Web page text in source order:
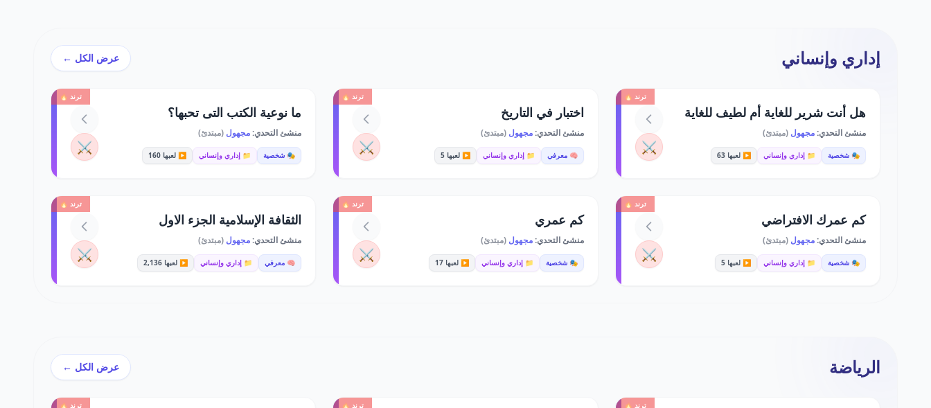
إداري وإنساني عرض الكل ←
ترند 🔥
هل أنت شرير للغاية أم لطيف للغاية
منشئ التحدي:مجهول (مبتدئ)
🎭 شخصية 📁 إداري وإنساني ▶️ لعبها 63 ⚔️
ترند 🔥
اختبار في التاريخ
منشئ التحدي:مجهول(مبتدئ)
🧠 معرفي 📁 إداري وإنساني ▶️ لعبها 5 ⚔️
ترند 🔥
ما نوعية الكتب التى تحبها؟
منشئ التحدي:مجهول (مبتدئ)
🎭 شخصية 📁 إداري وإنساني ▶️ لعبها 160 ⚔️
ترند 🔥
كم عمرك الافتراضي
منشئ التحدي:مجهول (مبتدئ)
🎭 شخصية 📁 إداري وإنساني ▶️ لعبها 5 ⚔️
ترند 🔥
كم عمري
منشئ التحدي:مجهول(مبتدئ)
🎭 شخصية 📁 إداري وإنساني ▶️ لعبها 17 ⚔️
ترند 🔥
الثقافة الإسلامية الجزء الاول
منشئ التحدي:مجهول (مبتدئ)
🧠 معرفي 📁 إداري وإنساني ▶️ لعبها 2,136 ⚔️
الرياضة عرض الكل ←
ترند 🔥 ترند 🔥 ترند 🔥